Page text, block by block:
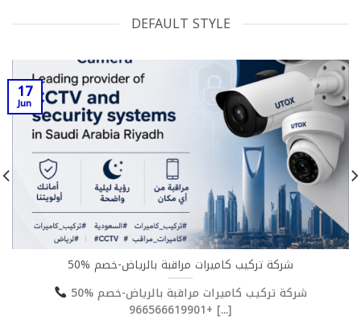
DEFAULT STYLE
شركة تركيب كاميرات مراقبة بالرياض-خصم %50
شركة تركيب كاميرات مراقبة بالرياض-خصم %50
+966566619901 [...]
17
Jun